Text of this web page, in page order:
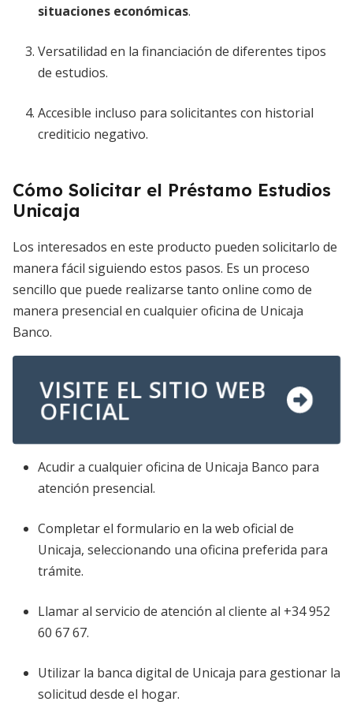
situaciones económicas.
Versatilidad en la financiación de diferentes tipos
de estudios.
Accesible incluso para solicitantes con historial
crediticio negativo.
Cómo Solicitar el Préstamo Estudios
Unicaja
Los interesados en este producto pueden solicitarlo de
manera fácil siguiendo estos pasos. Es un proceso
sencillo que puede realizarse tanto online como de
manera presencial en cualquier oficina de Unicaja
Banco.
VISITE EL SITIO WEB
OFICIAL
Acudir a cualquier oficina de Unicaja Banco para
atención presencial.
Completar el formulario en la web oficial de
Unicaja, seleccionando una oficina preferida para
trámite.
Llamar al servicio de atención al cliente al +34 952
60 67 67.
Utilizar la banca digital de Unicaja para gestionar la
solicitud desde el hogar.